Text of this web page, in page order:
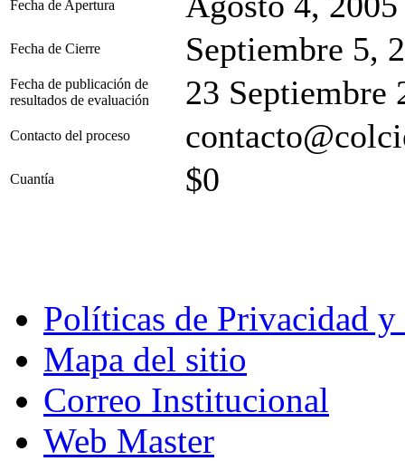
Fecha de Apertura
Fecha de Cierre Septiembre 5,
Fecha de publicación de
resultados de evaluación
23 Septiembre
Contacto del proceso
Cuantía $0
Políticas de Privacidad
Mapa del sitio
Correo Institucional
Web Master